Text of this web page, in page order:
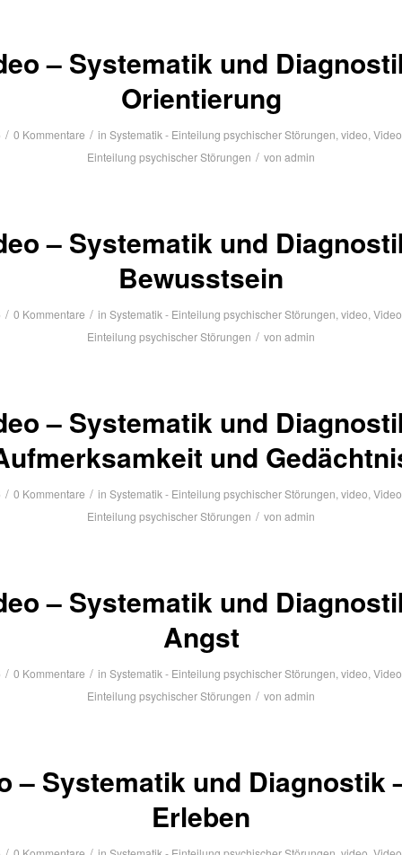
– Systematik und
Orientierung
/ 0 Kommentare / in Systematik - Einteilung psychischer Störungen, video,
Einteilung psychischer Störungen / von admin
– Systematik und
Bewusstsein
/ 0 Kommentare / in Systematik - Einteilung psychischer Störungen, video,
Einteilung psychischer Störungen / von admin
– Systematik und
und
/ 0 Kommentare / in Systematik - Einteilung psychischer Störungen, video,
Einteilung psychischer Störungen / von admin
– Systematik und
Angst
/ 0 Kommentare / in Systematik - Einteilung psychischer Störungen, video,
Einteilung psychischer Störungen / von admin
– Systematik und Diagnostik
Erleben